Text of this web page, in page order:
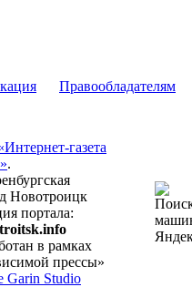
Правообладателям
газета
.
Новотроицк
портала:
в рамках
прессы»
Garin Studio